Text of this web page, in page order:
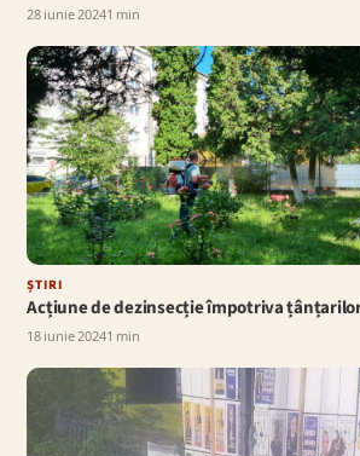
28 iunie 20241 min
ȘTIRI
Acțiune de dezinsecție împotriva
18 iunie 20241 min